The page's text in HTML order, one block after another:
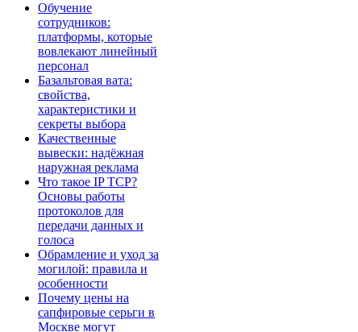
Обучение
сотрудников:
платформы, которые
вовлекают линейный
персонал
Базальтовая вата:
свойства,
характеристики и
секреты выбора
Качественные
вывески: надёжная
наружная реклама
Что такое IP TCP?
Основы работы
протоколов для
передачи данных и
голоса
Обрамление и уход за
могилой: правила и
особенности
Почему цены на
сапфировые серьги в
Москве могут